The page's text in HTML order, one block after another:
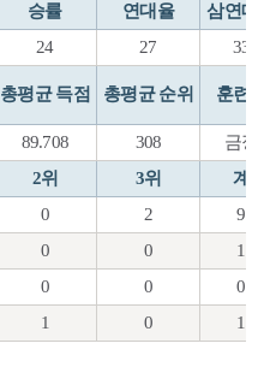
승률 연대율
삼연대
24 27
33
총평균 득점 총평균 순위 훈련
89.708 308 금정
2위 3위
계
0 2
9
0 0
1
0 0
0
1 0 1